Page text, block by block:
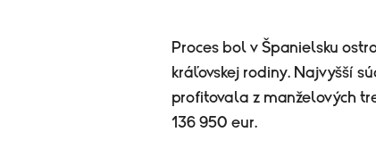
Proces bol v Španielsku
kráľovskej rodiny. Najvyšší
profitovala z manželových
136 950 eur.